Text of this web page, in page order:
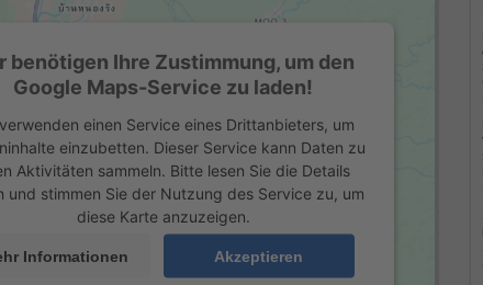
benötigen Ihre Zustimmung, um den
Google Maps-Service zu laden!
einen Service eines Drittanbieters, um
einzubetten. Dieser Service kann Daten zu
Aktivitäten sammeln. Bitte lesen Sie die Details
und stimmen Sie der Nutzung des Service zu, um
diese Karte anzuzeigen.
Informationen Akzeptieren